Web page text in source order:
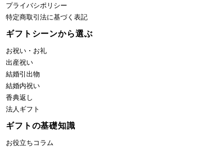
プライバシポリシー
特定商取引法に基づく表記
ギフトシーンから選ぶ
お祝い・お礼
出産祝い
結婚引出物
結婚内祝い
香典返し
法人ギフト
ギフトの基礎知識
お役立ちコラム